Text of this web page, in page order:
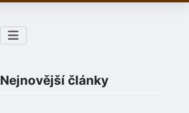
Nejnovější články